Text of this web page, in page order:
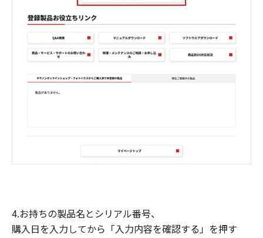
4.お持ちの製品名とシリアル番号、
購入日を入力してから「入力内容を確認する」を押す